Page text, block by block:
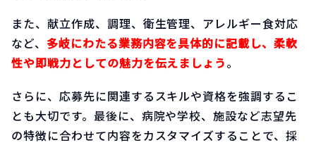
また、献立作成、調理、衛生管理、アレルギー食対応
など、 多岐にわたる業務内容を具体的に記載し、柔軟
性や即戦力としての魅力を伝えましょう。
さらに、応募先に関連するスキルや資格を強調するこ
とも大切です。最後に、病院や学校、施設など志望先
の特徴に合わせて内容をカスタマイズすることで、採